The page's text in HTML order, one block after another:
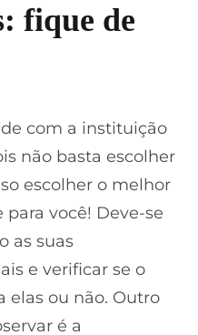
fique de
com a instituição
não basta escolher
escolher o melhor
você! Deve-se
as suas
e verificar se o
elas ou não. Outro
é a